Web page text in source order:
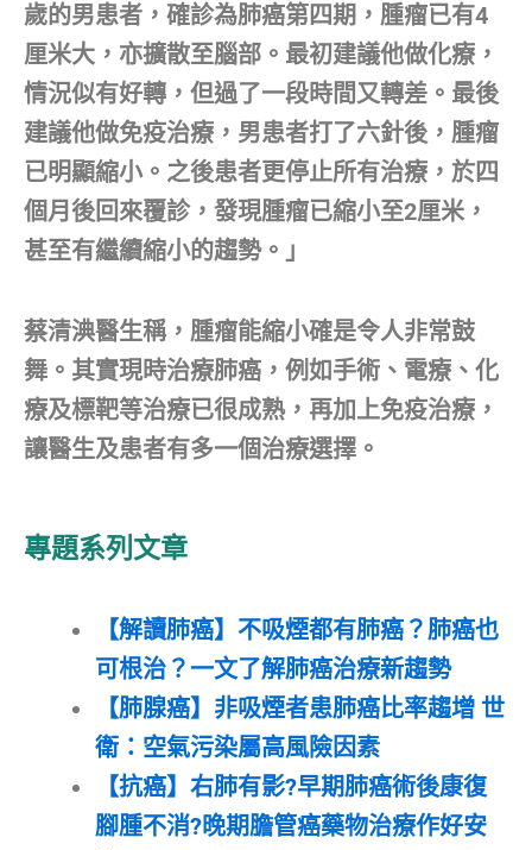
歲的男患者，確診為肺癌第四期，腫瘤已有4
厘米大，亦擴散至腦部。最初建議他做化療，
情況似有好轉，但過了一段時間又轉差。最後
建議他做免疫治療，男患者打了六針後，腫瘤
已明顯縮小。之後患者更停止所有治療，於四
個月後回來覆診，發現腫瘤已縮小至2厘米，
甚至有繼續縮小的趨勢。」
蔡清淟醫生稱，腫瘤能縮小確是令人非常鼓
舞。其實現時治療肺癌，例如手術、電療、化
療及標靶等治療已很成熟，再加上免疫治療，
讓醫生及患者有多一個治療選擇。
專題系列文章
【解讀肺癌】不吸煙都有肺癌？肺癌也
可根治？一文了解肺癌治療新趨勢
【肺腺癌】非吸煙者患肺癌比率趨增 世
衛：空氣污染屬高風險因素
【抗癌】右肺有影?早期肺癌術後康復
腳腫不消?晚期膽管癌藥物治療作好安